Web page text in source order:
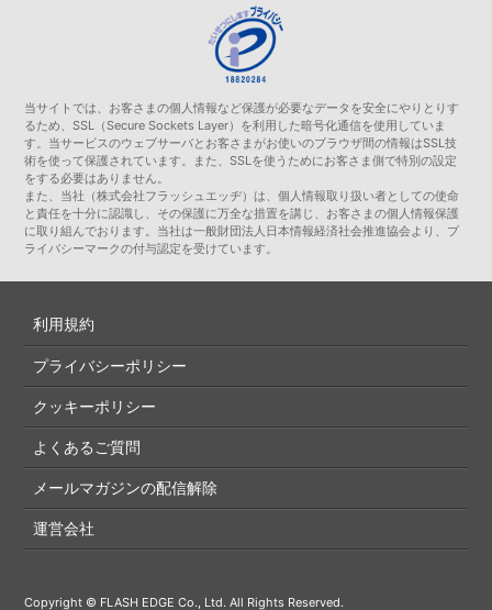
当サイトでは、お客さまの個人情報など保護が必要なデータを安全にやりとりす
るため、SSL（Secure Sockets Layer）を利用した暗号化通信を使用していま
す。当サービスのウェブサーバとお客さまがお使いのブラウザ間の情報はSSL技
術を使って保護されています。また、SSLを使うためにお客さま側で特別の設定
をする必要はありません。
また、当社（株式会社フラッシュエッヂ）は、個人情報取り扱い者としての使命
と責任を十分に認識し、その保護に万全な措置を講じ、お客さまの個人情報保護
に取り組んでおります。当社は一般財団法人日本情報経済社会推進協会より、プ
ライバシーマークの付与認定を受けています。
利用規約
プライバシーポリシー
クッキーポリシー
よくあるご質問
メールマガジンの配信解除
運営会社
Copyright © FLASH EDGE Co., Ltd. All Rights Reserved.